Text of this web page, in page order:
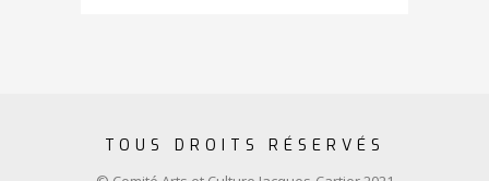
TOUS DROITS RÉSERVÉS